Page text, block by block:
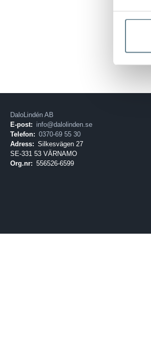
DaloLindén AB
E-post: info@dalolinden.se
Telefon: 0370-69 55 30
Adress: Silkesvägen 27
SE-331 53 VÄRNAMO
Org.nr: 556526-6599